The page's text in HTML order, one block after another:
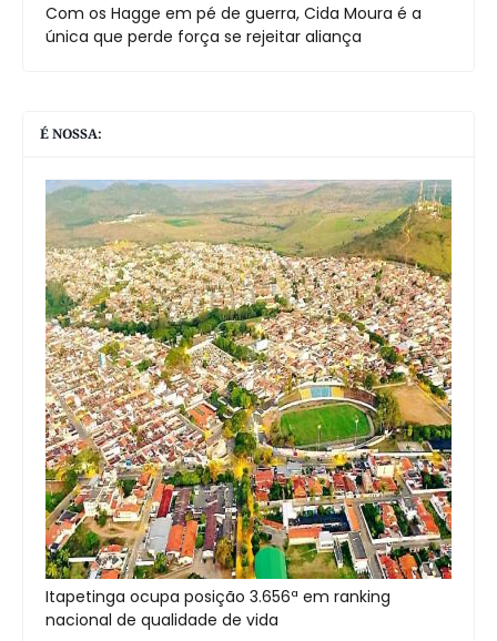
Com os Hagge em pé de guerra, Cida Moura é a
única que perde força se rejeitar aliança
É NOSSA:
Itapetinga ocupa posição 3.656ª em ranking
nacional de qualidade de vida